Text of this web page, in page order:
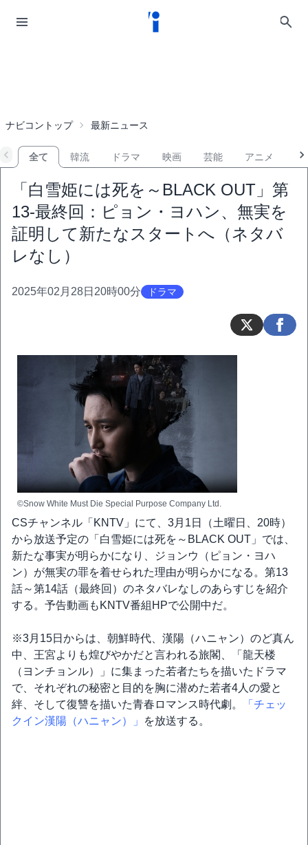
ナビコントップ 最新ニュース
全て 韓流 ドラマ 映画 芸能 アニメ
「白雪姫には死を～BLACK OUT」第
13-最終回：ピョン・ヨハン、無実を
証明して新たなスタートへ（ネタバ
レなし）
2025年02月28日20時00分 ドラマ
©Snow White Must Die Special Purpose Company Ltd.
CSチャンネル「KNTV」にて、3月1日（土曜日、20時）
から放送予定の「白雪姫には死を～BLACK OUT」では、
新たな事実が明らかになり、ジョンウ（ピョン・ヨハ
ン）が無実の罪を着せられた理由が明らかになる。第13
話～第14話（最終回）のネタバレなしのあらすじを紹介
する。予告動画もKNTV番組HPで公開中だ。
※3月15日からは、朝鮮時代、漢陽（ハニャン）のど真ん
中、王宮よりも煌びやかだと言われる旅閣、「龍天楼
（ヨンチョンル）」に集まった若者たちを描いたドラマ
で、それぞれの秘密と目的を胸に潜めた若者4人の愛と
絆、そして復讐を描いた青春ロマンス時代劇。
「チェッ
クイン漢陽（ハニャン）」
を放送する。